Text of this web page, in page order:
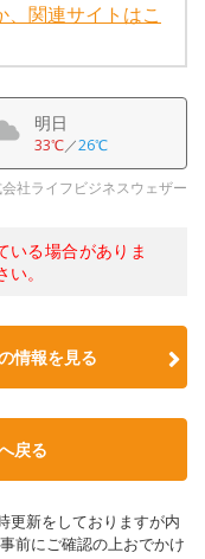
、関連サイトはこ
明日
33℃／26℃
社ライフビジネスウェザー
る場合がありま
。
情報を見る
戻る
更新をしておりますが内
前にご確認の上おでかけ